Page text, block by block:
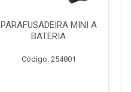
PARAFUSADEIRA MINI A
BATERIA
Código: 254801